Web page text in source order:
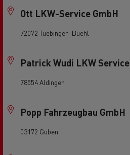
Ott LKW-Service GmbH
72072 Tuebingen-Buehl
Patrick Wudi LKW Service
78554 Aldingen
Popp Fahrzeugbau GmbH
03172 Guben